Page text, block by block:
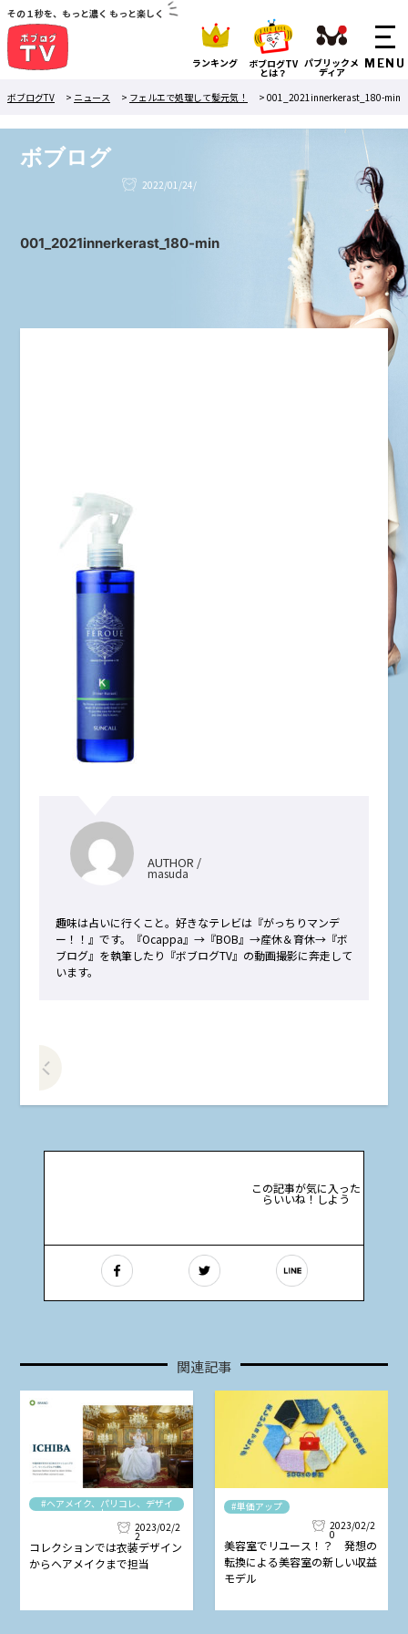
その１秒を、もっと濃く もっと楽しく
ランキング ボブログTV
とは？
パブリックメ
ディア
ボブログTV
> ニュース > フェルエで処理して髪元気！ > 001_2021innerkerast_180-min
ボブログ
2022/01/24/
001_2021innerkerast_180-min
AUTHOR /
masuda
趣味は占いに行くこと。好きなテレビは『がっちりマンデ
ー！！』です。『Ocappa』→『BOB』→産休＆育休→『ボ
ブログ』を執筆したり『ボブログTV』の動画撮影に奔走して
います。
この記事が気に入った
らいいね！しよう
関連記事
#ヘアメイク、パリコレ、デザイ
ナー
2023/02/2
2
コレクションでは衣装デザイン
からヘアメイクまで担当
#単価アップ
2023/02/2
0
美容室でリユース！？ 発想の
転換による美容室の新しい収益
モデル